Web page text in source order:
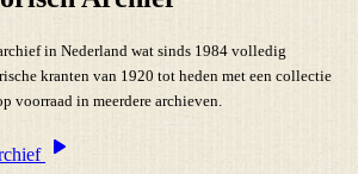
in Nederland wat sinds 1984 volledig
kranten van 1920 tot heden met een collectie
voorraad in meerdere archieven.